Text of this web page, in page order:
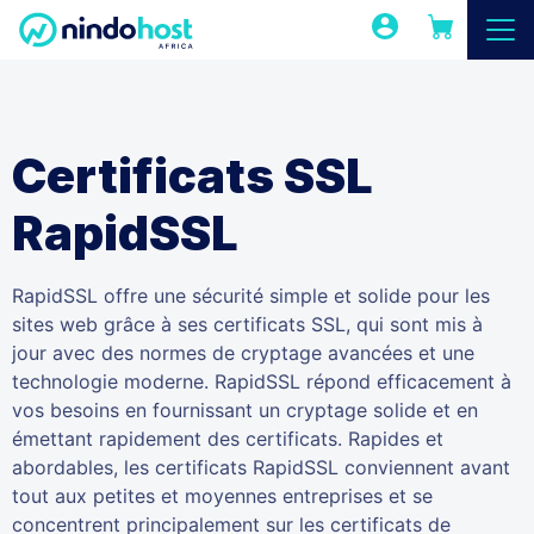
Certificats SSL
RapidSSL
RapidSSL offre une sécurité simple et solide pour les
sites web grâce à ses certificats SSL, qui sont mis à
jour avec des normes de cryptage avancées et une
technologie moderne. RapidSSL répond efficacement à
vos besoins en fournissant un cryptage solide et en
émettant rapidement des certificats. Rapides et
abordables, les certificats RapidSSL conviennent avant
tout aux petites et moyennes entreprises et se
concentrent principalement sur les certificats de